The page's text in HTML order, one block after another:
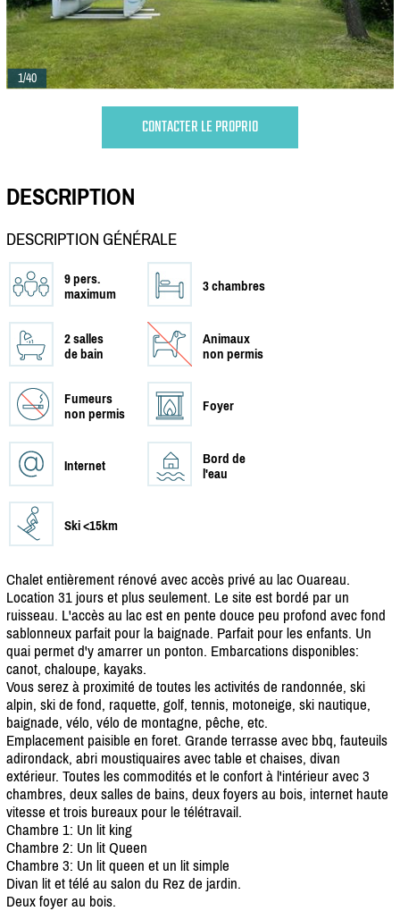
1/40
CONTACTER LE PROPRIO
DESCRIPTION
DESCRIPTION GÉNÉRALE
9 pers.
maximum
3 chambres
2 salles
de bain
Animaux
non permis
Fumeurs
non permis
Foyer
Internet
Bord de
l'eau
Ski <15km
Chalet entièrement rénové avec accès privé au lac Ouareau.
Location 31 jours et plus seulement. Le site est bordé par un
ruisseau. L'accès au lac est en pente douce peu profond avec fond
sablonneux parfait pour la baignade. Parfait pour les enfants. Un
quai permet d'y amarrer un ponton. Embarcations disponibles:
canot, chaloupe, kayaks.
Vous serez à proximité de toutes les activités de randonnée, ski
alpin, ski de fond, raquette, golf, tennis, motoneige, ski nautique,
baignade, vélo, vélo de montagne, pêche, etc.
Emplacement paisible en foret. Grande terrasse avec bbq, fauteuils
adirondack, abri moustiquaires avec table et chaises, divan
extérieur. Toutes les commodités et le confort à l'intérieur avec 3
chambres, deux salles de bains, deux foyers au bois, internet haute
vitesse et trois bureaux pour le télétravail.
Chambre 1: Un lit king
Chambre 2: Un lit Queen
Chambre 3: Un lit queen et un lit simple
Divan lit et télé au salon du Rez de jardin.
Deux foyer au bois.